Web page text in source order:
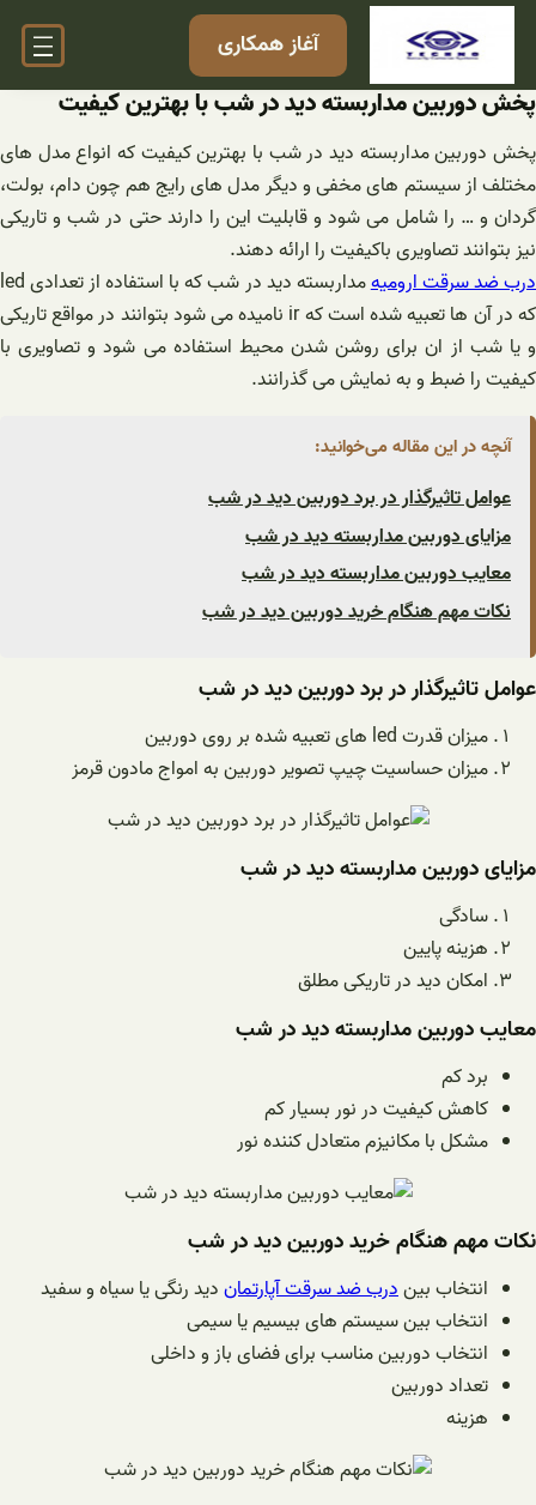
رفتن
آغاز همکاری
پخش دوربین مداربسته دید در شب با بهترین کیفیت
پخش دوربین مداربسته دید در شب با بهترین کیفیت که انواع مدل های
مختلف از سیستم های مخفی و دیگر مدل های رایج هم چون دام، بولت،
گردان و … را شامل می شود و قابلیت این را دارند حتی در شب و تاریکی
نیز بتوانند تصاویری باکیفیت را ارائه دهند.
درب ضد سرقت ارومیه
مداربسته دید در شب که با استفاده از تعدادی led
که در آن ها تعبیه شده است که ir نامیده می شود بتوانند در مواقع تاریکی
و یا شب از ان برای روشن شدن محیط استفاده می شود و تصاویری با
کیفیت را ضبط و به نمایش می گذرانند.
آنچه در این مقاله می‌خوانید:
عوامل تاثیرگذار در برد دوربین دید در شب
مزایای دوربین مداربسته دید در شب
معایب دوربین مداربسته دید در شب
نکات مهم هنگام خرید دوربین دید در شب
عوامل تاثیرگذار در برد دوربین دید در شب
میزان قدرت led های تعبیه شده بر روی دوربین
میزان حساسیت چیپ تصویر دوربین به امواج مادون قرمز
مزایای دوربین مداربسته دید در شب
سادگی
هزینه پایین
امکان دید در تاریکی مطلق
معایب دوربین مداربسته دید در شب
برد کم
کاهش کیفیت در نور بسیار کم
مشکل با مکانیزم متعادل کننده نور
نکات مهم هنگام خرید دوربین دید در شب
انتخاب بیندرب ضد سرقت آپارتماندید رنگی یا سیاه و سفید
انتخاب بین سیستم های بیسیم یا سیمی
انتخاب دوربین مناسب برای فضای باز و داخلی
تعداد دوربین
هزینه